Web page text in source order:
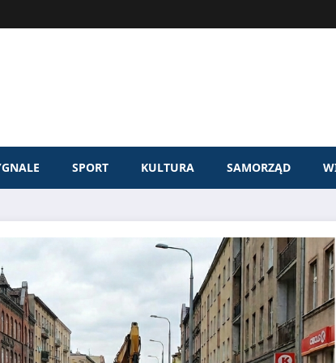
SPORT KULTURA SAMORZĄD